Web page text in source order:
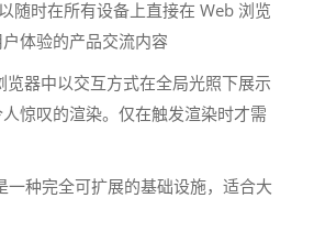
随时在所有设备上直接在 Web 浏览
体验的产品交流内容
览器中以交互方式在全局光照下展示
惊叹的渲染。仅在触发渲染时才需
一种完全可扩展的基础设施，适合大